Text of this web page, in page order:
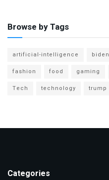
Browse by Tags
artificial-intelligence biden
fashion
food gaming
Tech
technology trump
Categories